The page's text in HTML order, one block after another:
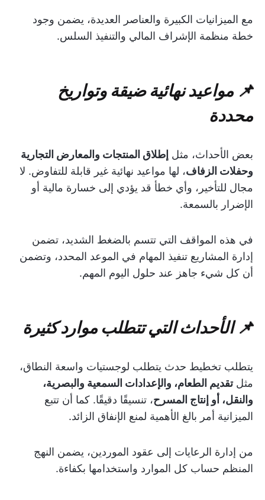
مع الميزانيات الكبيرة والعناصر العديدة، يضمن وجود
خطة منظمة الإشراف المالي والتنفيذ السلس.
📌 مواعيد نهائية ضيقة وتواريخ
محددة
بعض الأحداث، مثل إطلاق المنتجات والمعارض التجارية
وحفلات الزفاف، لها مواعيد نهائية غير قابلة للتفاوض. لا
مجال للتأخير، وأي خطأ قد يؤدي إلى خسارة مالية أو
الإضرار بالسمعة.
في هذه المواقف التي تتسم بالضغط الشديد، تضمن
إدارة المشاريع تنفيذ المهام في الموعد المحدد، وتضمن
أن كل شيء جاهز عند حلول اليوم المهم.
📌 الأحداث التي تتطلب موارد كثيرة
يتطلب تخطيط حدث يتطلب لوجستيات واسعة النطاق،
مثلتقديم الطعام، والإعدادات السمعية والبصرية،
والنقل، أو إنتاج المسرح، تنسيقًا دقيقًا. كما أن تتبع
الميزانية أمر بالغ الأهمية لمنع الإنفاق الزائد.
من إدارة الرعايات إلى عقود الموردين، يضمن النهج
المنظم حساب كل الموارد واستخدامها بكفاءة.